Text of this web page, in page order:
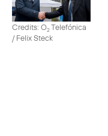
Credits: O2Telefónica
/ Felix Steck